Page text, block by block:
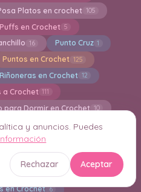
Platos en crochet 105
Puffs en Crochet 5
16 Punto Cruz 1
Puntos en Crochet 125
Riñoneras en Crochet 12
a Crochet 111
para Dormir en Crochet 10
31
en Crochet
en Crochet 62
Toallas en crochet
en Crochet 6
y anuncios. Puedes
Rechazar Aceptar